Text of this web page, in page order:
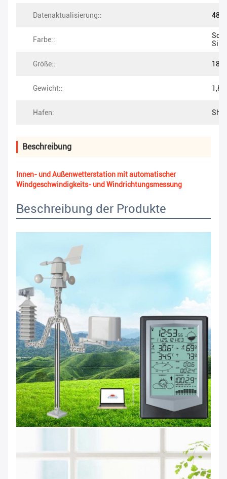
Datenaktualisierung:: 48er
Farbe::
Größe::
Gewicht:: 1,8
Hafen:
Beschreibung
Innen- und Außenwetterstation mit automatischer
Windgeschwindigkeits- und Windrichtungsmessung
Beschreibung der Produkte